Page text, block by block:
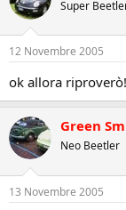
Super
12 Novembre 2005
ok allora
Green
Neo Beetler
13 Novembre 2005